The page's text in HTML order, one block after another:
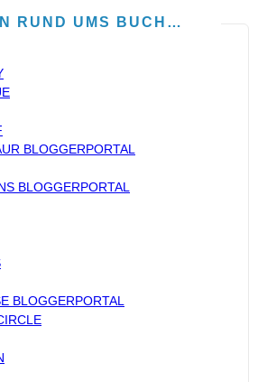
RUND UMS BUCH…
BLOGGERPORTAL
BLOGGERPORTAL
BLOGGERPORTAL